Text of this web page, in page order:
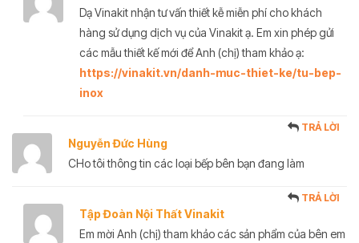
Dạ Vinakit nhận tư vấn thiết kễ miễn phí cho khách
hàng sử dụng dịch vụ của Vinakit ạ. Em xin phép gửi
các mẫu thiết kế mới để Anh (chị) tham khảo ạ:
https://vinakit.vn/danh-muc-thiet-ke/tu-bep-
inox
Nguyễn Đức Hùng
TRẢ LỜI
CHo tôi thông tin các loại bếp bên bạn đang làm
Tập Đoàn Nội Thất Vinakit
TRẢ LỜI
Em mời Anh (chị) tham khảo các sản phẩm của bên em